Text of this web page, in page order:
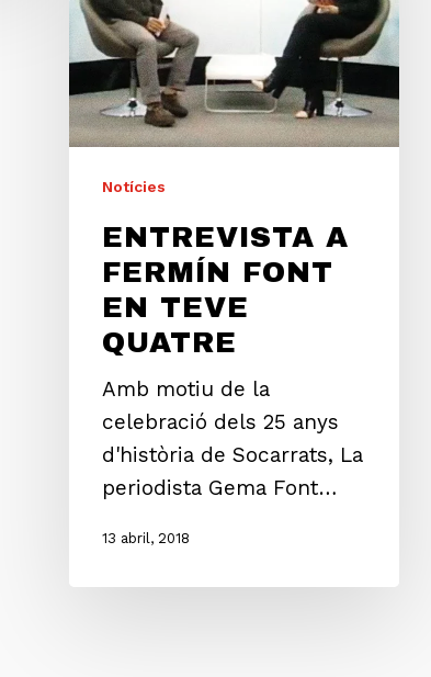
Notícies
ENTREVISTA A
FERMÍN FONT
EN TEVE
QUATRE
Amb motiu de la
celebració dels 25 anys
d'història de Socarrats, La
periodista Gema Font…
13 abril, 2018